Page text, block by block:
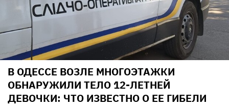
В ОДЕССЕ ВОЗЛЕ МНОГОЭТАЖКИ
ОБНАРУЖИЛИ ТЕЛО 12-ЛЕТНЕЙ
ДЕВОЧКИ: ЧТО ИЗВЕСТНО О ЕЕ ГИБЕЛИ